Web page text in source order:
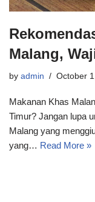
Malang,
by admin October
Makanan Khas
Timur? Jangan lupa
Malang yang
yang… Read More »